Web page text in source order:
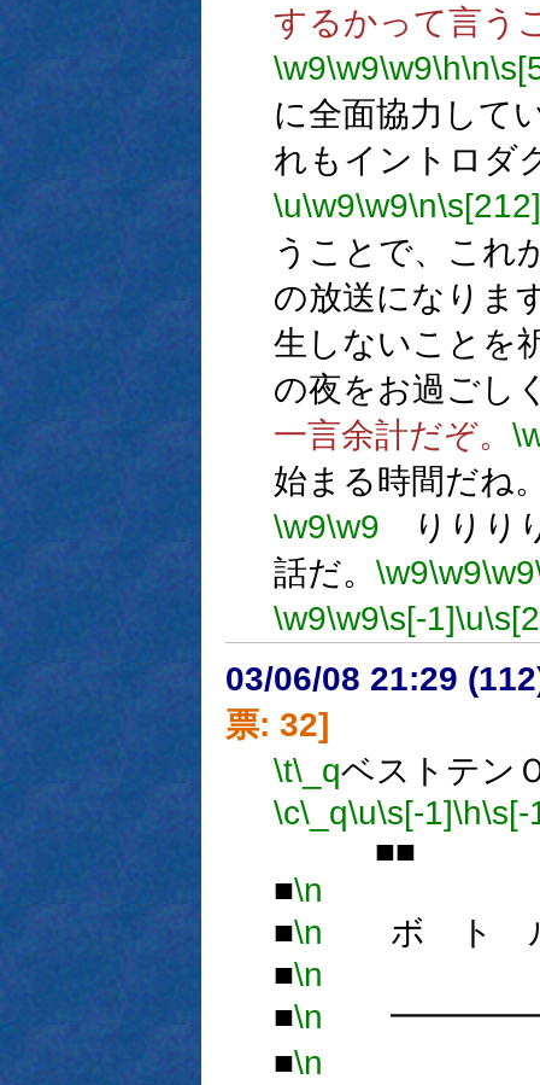
するかって言う
\w9\w9\w9\h\n
に全面協力して
れもイントロダ
\u\w9\w9\n\s[212]
うことで、これ
の放送になりま
生しないことを
の夜をお過ごし
一言余計だぞ。
始まる時間だね
\w9\w9 りりり
話だ。 \w9\w9\w9
\w9\w9\s[-1]\u
03/06/08 21:29
票: 32]
\t\_qベストテン
\c\_q\u\s[-1]\h\s[-
■\n
■\n ボ ト
■\n
■\n
■\n